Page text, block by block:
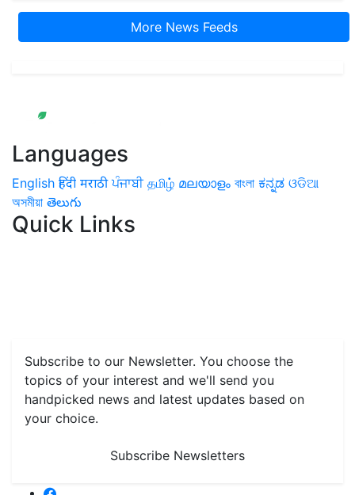
More News Feeds
Languages
English हिंदी मराठी ਪੰਜਾਬੀ தமிழ் മലയാളം বাংলা ಕನ್ನಡ ଓଡିଆ
অসমীয়া తెలుగు
Quick Links
Subscribe to our Newsletter. You choose the
topics of your interest and we'll send you
handpicked news and latest updates based on
your choice.
Subscribe Newsletters